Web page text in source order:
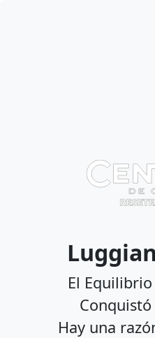
El
Conquistó
Hay una